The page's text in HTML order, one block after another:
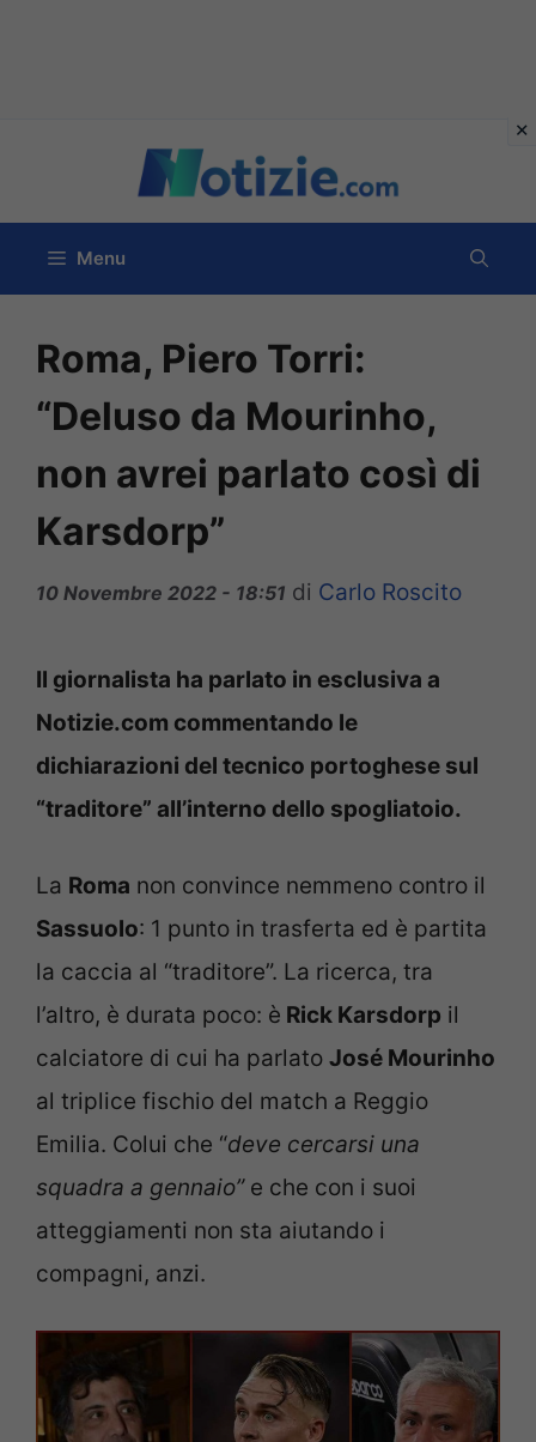
contenuto
Menu
Roma, Piero Torri:
“Deluso da Mourinho,
non avrei parlato così di
Karsdorp”
10 Novembre 2022 - 18:51 di Carlo Roscito
Il giornalista ha parlato in esclusiva a
Notizie.com commentando le
dichiarazioni del tecnico portoghese sul
“traditore” all’interno dello spogliatoio.
La Roma non convince nemmeno contro il
Sassuolo: 1 punto in trasferta ed è partita
la caccia al “traditore”. La ricerca, tra
l’altro, è durata poco: è Rick Karsdorp il
calciatore di cui ha parlato José Mourinho
al triplice fischio del match a Reggio
Emilia. Colui che “deve cercarsi una
squadra a gennaio”e che con i suoi
atteggiamenti non sta aiutando i
compagni, anzi.